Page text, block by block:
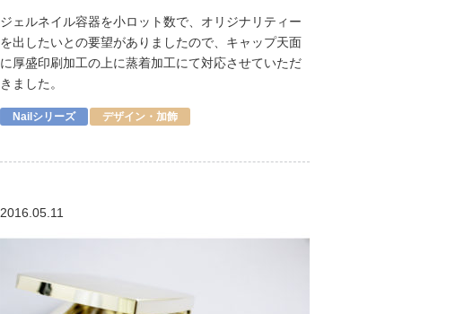
ジェルネイル容器を小ロット数で、オリジナリティー
を出したいとの要望がありましたので、キャップ天面
に厚盛印刷加工の上に蒸着加工にて対応させていただ
きました。
Nailシリーズ デザイン・加飾
2016.05.11